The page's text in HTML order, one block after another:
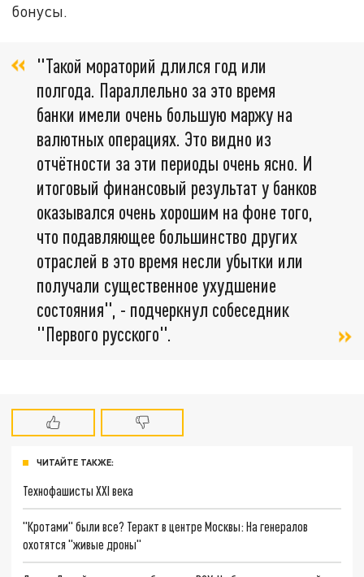
бонусы.
"Такой мораторий длился год или
полгода. Параллельно за это время
банки имели очень большую маржу на
валютных операциях. Это видно из
отчётности за эти периоды очень ясно. И
итоговый финансовый результат у банков
оказывался очень хорошим на фоне того,
что подавляющее большинство других
отраслей в это время несли убытки или
получали существенное ухудшение
состояния", - подчеркнул собеседник
"Первого русского".
ЧИТАЙТЕ ТАКЖЕ:
Технофашисты XXI века
"Кротами" были все? Теракт в центре Москвы: На генералов
охотятся "живые дроны"